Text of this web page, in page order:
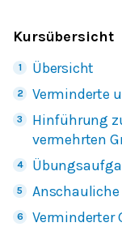
Kursübersicht
Übersicht
Verminderte
Hinführung
vermehrten
Verminderter